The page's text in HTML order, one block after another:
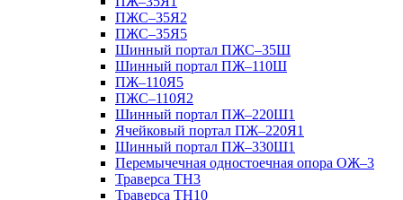
ПЖС–35Я2
ПЖС–35Я5
Шинный портал ПЖС–35Ш
Шинный портал ПЖ–110Ш
ПЖ–110Я5
ПЖС–110Я2
Шинный портал ПЖ–220Ш1
Ячейковый портал ПЖ–220Я1
Шинный портал ПЖ–330Ш1
Перемычечная одностоечная опора ОЖ–3
Траверса ТН3
Траверса ТН10